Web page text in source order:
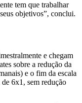
tem que trabalhar
objetivos”, conclui.
e chegam
sobre a redução da
e o fim da escala
de 6x1, sem redução